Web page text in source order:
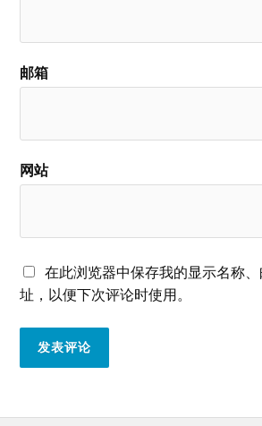
邮箱
网站
在此浏览器中保存我的显示名称
址，以便下次评论时使用。